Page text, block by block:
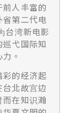
人丰富的
第二代电
台湾新电影
弋国际知
。
的经济起
北故宫边
在知识瀚